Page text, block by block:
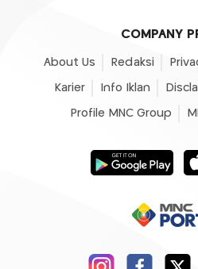
COMPANY
About Us Redaksi
Karier Info Iklan
Profile MNC Group